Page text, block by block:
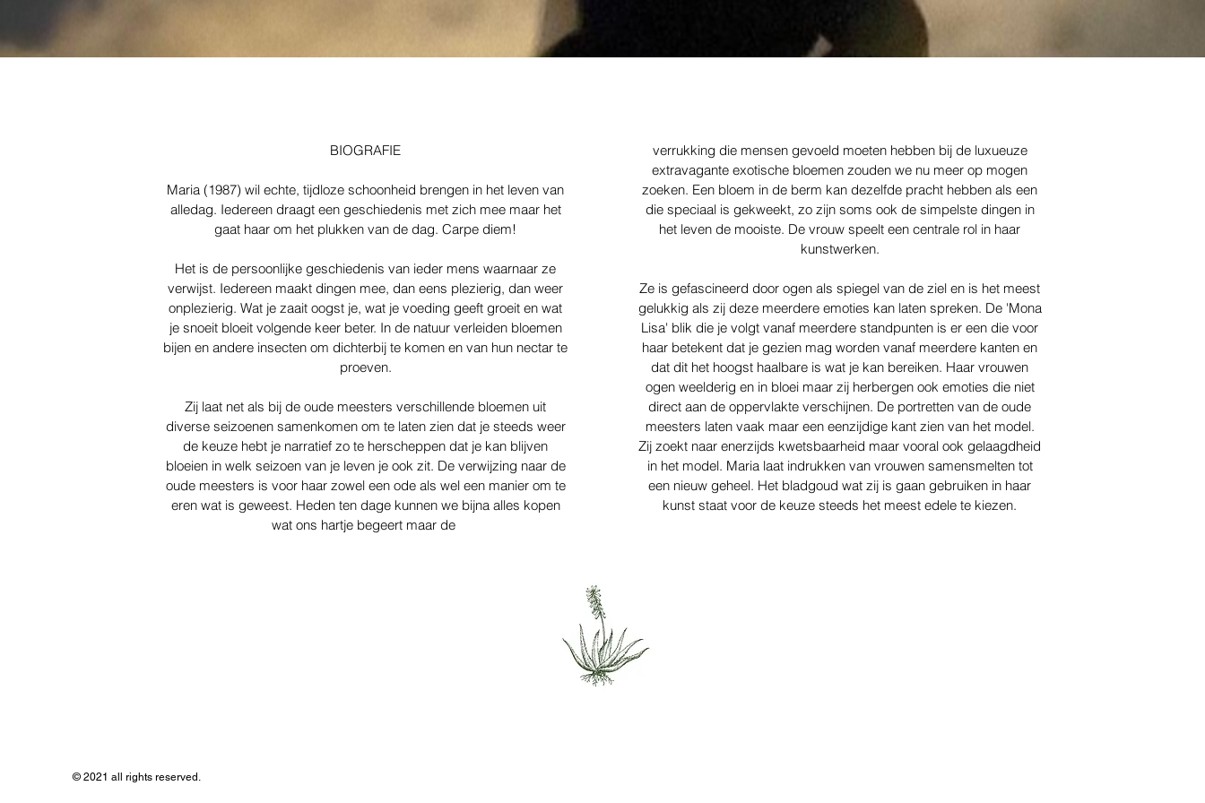
BIOGRAFIE
Maria (1987) wil echte, tijdloze schoonheid brengen in het leven van
alledag. Iedereen draagt een geschiedenis met zich mee maar het
gaat haar om het plukken van de dag. Carpe diem!
Het is de persoonlijke geschiedenis van ieder mens waarnaar ze
verwijst. Iedereen maakt dingen mee, dan eens plezierig, dan weer
onplezierig. Wat je zaait oogst je, wat je voeding geeft groeit en wat
je snoeit bloeit volgende keer beter. In de natuur verleiden bloemen
bijen en andere insecten om dichterbij te komen en van hun nectar te
proeven.
Zij laat net als bij de oude meesters verschillende bloemen uit
diverse seizoenen samenkomen om te laten zien dat je steeds weer
de keuze hebt je narratief zo te herscheppen dat je kan blijven
bloeien in welk seizoen van je leven je ook zit. De verwijzing naar de
oude meesters is voor haar zowel een ode als wel een manier om te
eren wat is geweest. Heden ten dage kunnen we bijna alles kopen
wat ons hartje begeert maar de
verrukking die mensen gevoeld moeten hebben bij de luxueuze
extravagante exotische bloemen zouden we nu meer op mogen
zoeken. Een bloem in de berm kan dezelfde pracht hebben als een
die speciaal is gekweekt, zo zijn soms ook de simpelste dingen in
het leven de mooiste. De vrouw speelt een centrale rol in haar
kunstwerken.
Ze is gefascineerd door ogen als spiegel van de ziel en is het meest
gelukkig als zij deze meerdere emoties kan laten spreken. De 'Mona
Lisa' blik die je volgt vanaf meerdere standpunten is er een die voor
haar betekent dat je gezien mag worden vanaf meerdere kanten en
dat dit het hoogst haalbare is wat je kan bereiken. Haar vrouwen
ogen weelderig en in bloei maar zij herbergen ook emoties die niet
direct aan de oppervlakte verschijnen. De portretten van de oude
meesters laten vaak maar een eenzijdige kant zien van het model.
Zij zoekt naar enerzijds kwetsbaarheid maar vooral ook gelaagdheid
in het model. Maria laat indrukken van vrouwen samensmelten tot
een nieuw geheel. Het bladgoud wat zij is gaan gebruiken in haar
kunst staat voor de keuze steeds het meest edele te kiezen.
© 2021 all rights reserved.